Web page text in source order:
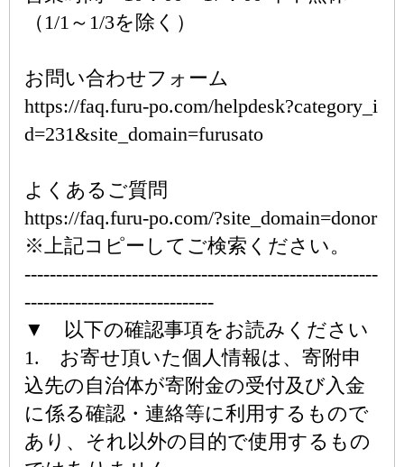
（1/1～1/3を除く）
お問い合わせフォーム
https://faq.furu-po.com/helpdesk?category_i
d=231&site_domain=furusato
よくあるご質問
https://faq.furu-po.com/?site_domain=donor
※上記コピーしてご検索ください。
--------------------------------------------------------
------------------------------
▼ 以下の確認事項をお読みください
1. お寄せ頂いた個人情報は、寄附申
込先の自治体が寄附金の受付及び入金
に係る確認・連絡等に利用するもので
あり、それ以外の目的で使用するもの